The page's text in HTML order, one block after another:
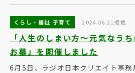
くらし・福祉 子育て 2024.06.21掲載
「人生のしまい方～元気なう
お墓」を開催しました
6月5日、ラジオ日本クリエイト事